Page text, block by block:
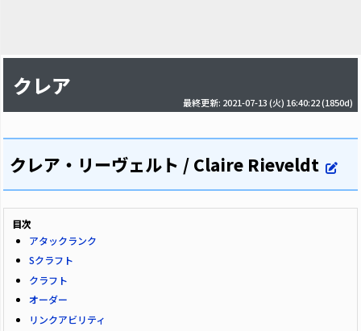
クレア
最終更新: 2021-07-13 (火) 16:40:22(1850d)
クレア・リーヴェルト / Claire Rieveldt
目次
アタックランク
Sクラフト
クラフト
オーダー
リンクアビリティ